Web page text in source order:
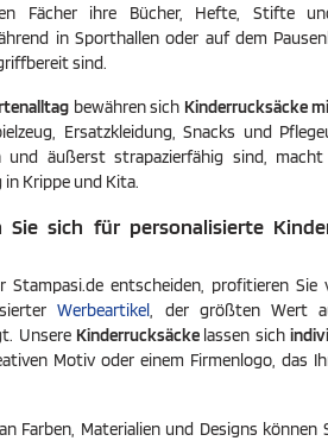
Fächer ihre Bücher, Hefte, Stifte
in Sporthallen oder auf dem
sind.
bewähren sich Kinderrucksäcke
Ersatzkleidung, Snacks und
und äußerst strapazierfähig sind,
Krippe und Kita.
Sie sich für personalisierte
Stampasi.de entscheiden, profitieren
Werbeartikel, der größten Wert
Unsere Kinderrucksäcke lassen sich
Motiv oder einem Firmenlogo, das
Farben, Materialien und Designs